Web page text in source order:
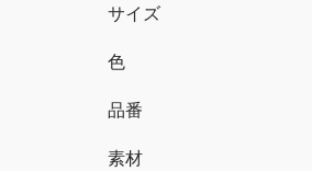
サイズ
色
品番
素材